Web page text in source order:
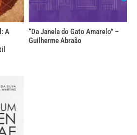
A
“Da Janela do Gato Amarelo” –
Guilherme Abraão